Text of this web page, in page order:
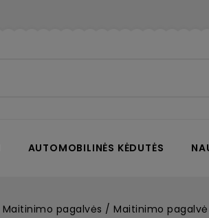
AUTOMOBILINĖS KĖDUTĖS
Maitinimo pagalvės Maitinimo